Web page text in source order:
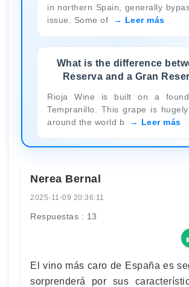
in northern Spain, generally
issue. Some of
Leer más
What is the difference
Reserva and a Gran
Rioja Wine is built on a
Tempranillo. This grape is
around the world b
Leer más
Nerea Bernal
2025-11-09 20:36:11
Respuestas : 13
El vino más caro de España es
sorprenderá por sus